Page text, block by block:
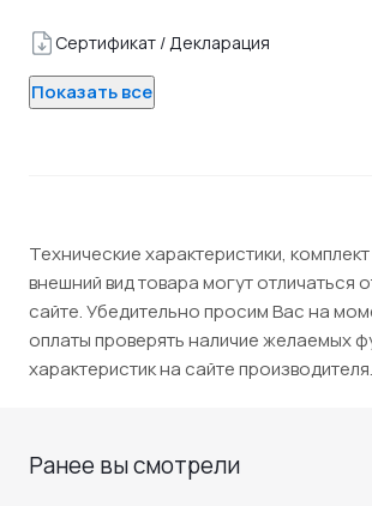
Сертификат / Декларация
Показать все
Технические характеристики,
внешний вид товара могут отличаться
сайте. Убедительно просим Вас на
оплаты проверять наличие желаемых
характеристик на сайте производителя.
Ранее вы смотрели